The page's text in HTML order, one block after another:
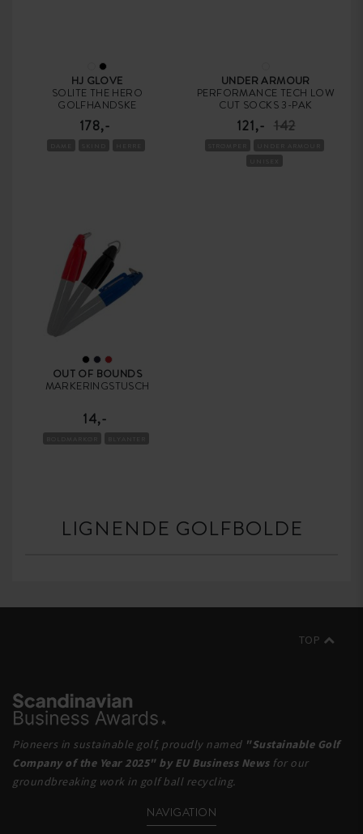
HJ GLOVE
SOLITE THE HERO
GOLFHANDSKE
178,-
UNDER ARMOUR
PERFORMANCE TECH LOW
CUT SOCKS 3-PAK
121,- 142
OUT OF BOUNDS
MARKERINGSTUSCH
14,-
LIGNENDE GOLFBOLDE
Pioneers in sustainable golf, proudly named "Sustainable Golf
Company of the Year 2025" by EU Business Newsfor our
groundbreaking work in golf ball recycling.
TOP
NAVIGATION